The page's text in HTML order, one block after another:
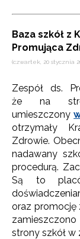
Baza szkół z
Promująca
(czwartek, 20 stycznia
Zespół ds.
że na
umieszczony
otrzymały
Zdrowie.
nadawany
procedurą.
Są to
oraz promocję
strony szkół w